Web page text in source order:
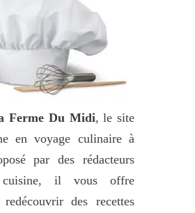
Ferme Du Midi, le site
en voyage culinaire à
par des rédacteurs
cuisine, il vous offre
des recettes